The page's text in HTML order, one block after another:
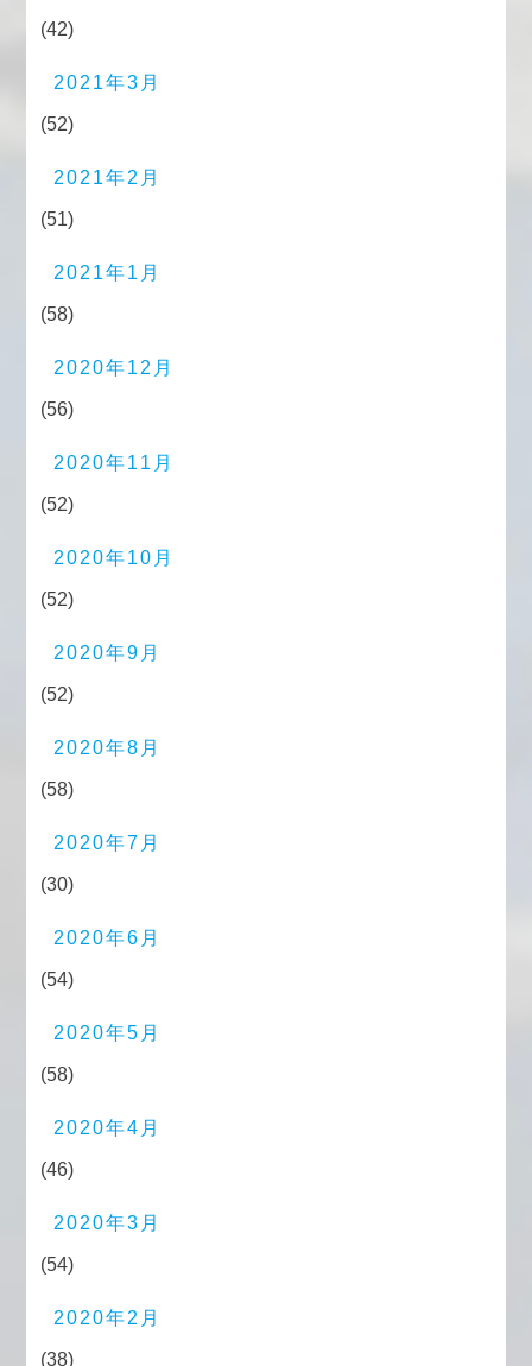
(42)
2021年3月
(52)
2021年2月
(51)
2021年1月
(58)
2020年12月
(56)
2020年11月
(52)
2020年10月
(52)
2020年9月
(52)
2020年8月
(58)
2020年7月
(30)
2020年6月
(54)
2020年5月
(58)
2020年4月
(46)
2020年3月
(54)
2020年2月
(38)